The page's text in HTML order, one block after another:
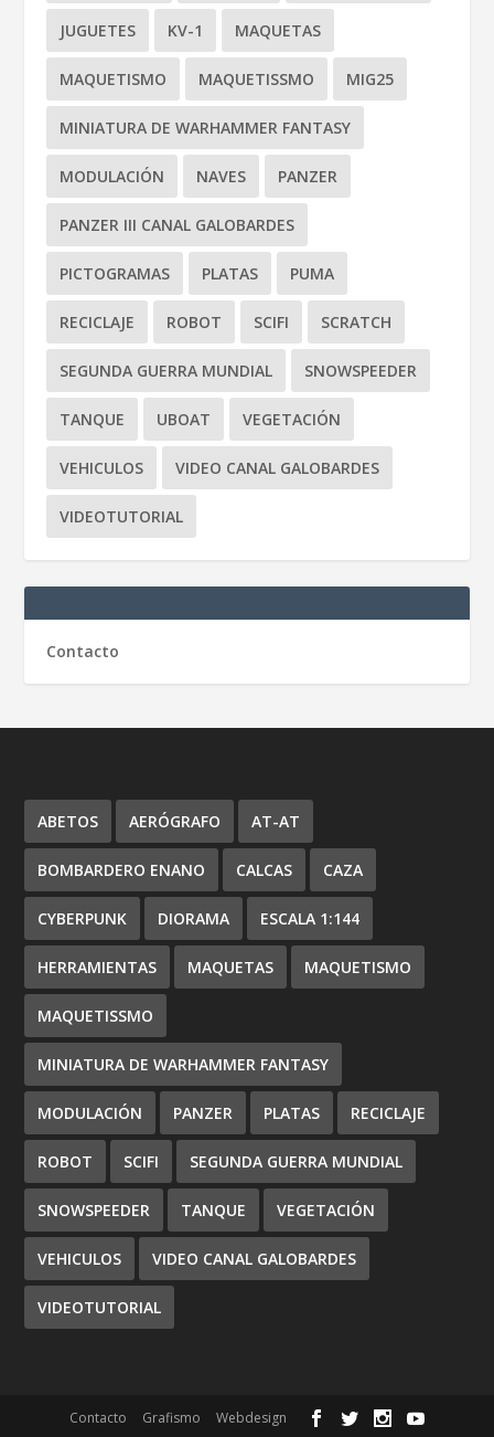
JUGUETES KV-1 MAQUETAS
MAQUETISMO MAQUETISSMO MIG25
MINIATURA DE WARHAMMER FANTASY
MODULACIÓN NAVES PANZER
PANZER III CANAL GALOBARDES
PICTOGRAMAS PLATAS PUMA
RECICLAJE ROBOT SCIFI SCRATCH
SEGUNDA GUERRA MUNDIAL SNOWSPEEDER
TANQUE UBOAT VEGETACIÓN
VEHICULOS VIDEO CANAL GALOBARDES
VIDEOTUTORIAL
Contacto
ABETOS AERÓGRAFO AT-AT
BOMBARDERO ENANO CALCAS CAZA
CYBERPUNK DIORAMA ESCALA 1:144
HERRAMIENTAS MAQUETAS MAQUETISMO
MAQUETISSMO
MINIATURA DE WARHAMMER FANTASY
MODULACIÓN PANZER PLATAS RECICLAJE
ROBOT SCIFI SEGUNDA GUERRA MUNDIAL
SNOWSPEEDER TANQUE VEGETACIÓN
VEHICULOS VIDEO CANAL GALOBARDES
VIDEOTUTORIAL
Contacto Grafismo Webdesign